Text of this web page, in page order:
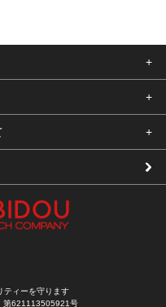
ティーを守ります
第621113505921号